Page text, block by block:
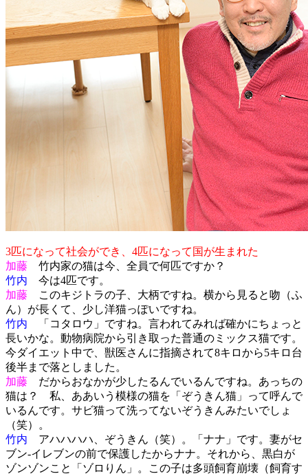
3匹になって社会ができ、4匹になって国が生まれた
加藤 竹内家の猫は今、全員で何匹ですか？
竹内 今は4匹です。
加藤 このキジトラの子、大柄ですね。横から見ると吻（ふ
ん）が長くて、少し洋猫っぽいですね。
竹内 「コタロウ」ですね。言われてみれば確かにちょっと
長いかな。動物病院から引き取った普通のミックス猫です。
今ダイエット中で、獣医さんに指摘されて8キロから5キロ台
後半まで落としました。
加藤 だからおなかが少したるんでいるんですね。あっちの
猫は？ 私、ああいう模様の猫を「ぞうきん猫」って呼んで
いるんです。サビ猫って洗ってないぞうきんみたいでしょ
（笑）。
竹内 アハハハハ、ぞうきん（笑）。「ナナ」です。妻がセ
ブン‐イレブンの前で保護したからナナ。それから、黒白が
ゾンゾンこと「ゾロりん」。この子は多頭飼育崩壊（飼育す